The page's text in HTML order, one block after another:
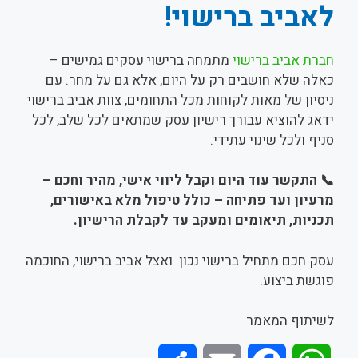
לאביב ברישוי!
חברת אביב ברישוי מתמחה ברישוי עסקים גמישים –
כאלה שלא חושבים רק על היום, אלא גם על מחר. עם
ניסיון של מאות לקוחות מכל התחומים, צוות אביב ברישוי
ידאג להוציא עבורך רישיון עסק שמתאים לכל שלב, לכל
סניף ולכל שינוי עתידי.
📞 התקשר עוד היום וקבל ליווי אישי, מהיר וחכם –
מרעיון ועד פתיחה – כולל טיפול מלא באישורים,
תכניות, תיאומים ומעקב עד לקבלת הרישיון.
עסק חכם מתחיל ברישוי נכון. ואצל אביב ברישוי, החוכמה
פוגשת ביצוע.
לשיתוף המאמר